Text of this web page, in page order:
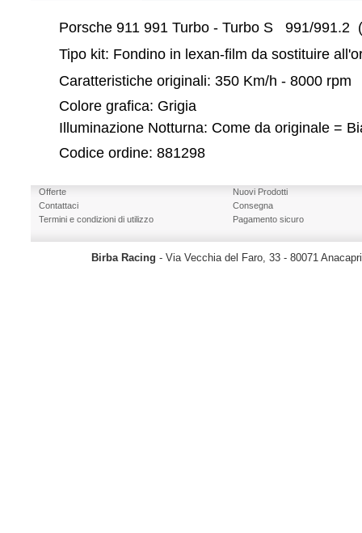
Porsche 911 991 Turbo - Turbo S 991/991.2
Tipo kit: Fondino in lexan-film da sostituire
Caratteristiche originali: 350 Km/h - 8000 rpm
Colore grafica: Grigia
Illuminazione Notturna: Come da originale =
Codice ordine: 881298
Offerte
Nuovi Prodotti
Contattaci
Consegna
Termini e condizioni di utilizzo
Pagamento sicuro
Birba Racing - Via Vecchia del Faro, 33 - 80071